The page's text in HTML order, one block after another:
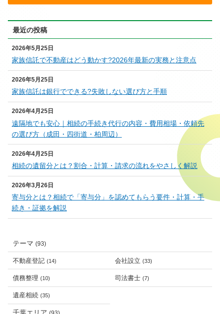
最近の投稿
家族信託で不動産はどう動かす?2026年最新の実務と注意点
2026年5月25日
家族信託は銀行でできる?失敗しない選び方と手順
2026年5月25日
遠隔地でも安心｜相続の手続き代行の内容・費用相場・依頼先
の選び方（成田・四街道・柏周辺）
2026年4月25日
相続の遺留分とは？割合・計算・請求の流れをやさしく解説
2026年4月25日
寄与分とは？相続で「寄与分」を認めてもらう要件・計算・手
続き・証拠を解説
2026年3月26日
テーマ (93)
不動産登記 (14) 会社設立 (33)
債務整理 (10) 司法書士 (7)
遺産相続 (35)